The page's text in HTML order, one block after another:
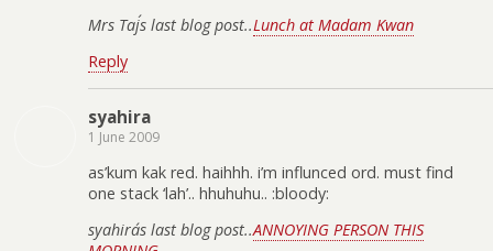
Mrs Taj´s last blog post..Lunch at Madam Kwan
Reply
syahira
1 June 2009
as’kum kak red. haihhh. i’m influnced ord. must find
one stack ‘lah’.. hhuhuhu.. :bloody:
syahira´s last blog post..ANNOYING PERSON THIS